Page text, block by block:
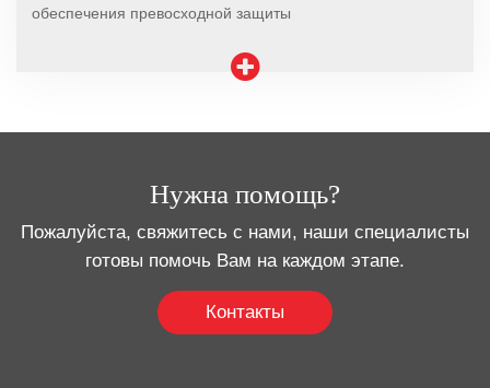
обеспечения превосходной защиты
Нужна помощь?
Пожалуйста, свяжитесь с нами, наши специалисты
готовы помочь Вам на каждом этапе.
Контакты